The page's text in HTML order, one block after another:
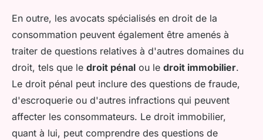
En outre, les avocats spécialisés en droit de la
consommation peuvent également être amenés à
traiter de questions relatives à d'autres domaines du
droit, tels que le droit pénal ou le droit immobilier.
Le droit pénal peut inclure des questions de fraude,
d'escroquerie ou d'autres infractions qui peuvent
affecter les consommateurs. Le droit immobilier,
quant à lui, peut comprendre des questions de